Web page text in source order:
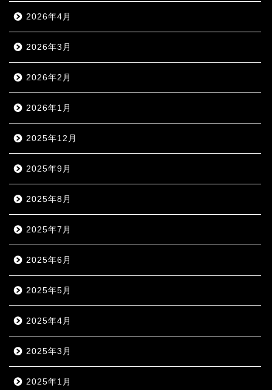
2026年4月
2026年3月
2026年2月
2026年1月
2025年12月
2025年9月
2025年8月
2025年7月
2025年6月
2025年5月
2025年4月
2025年3月
2025年1月